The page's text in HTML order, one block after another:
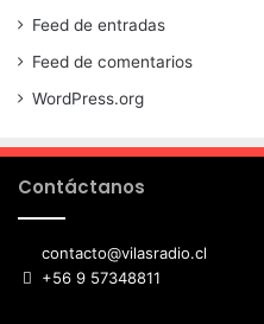
Feed de entradas
Feed de comentarios
WordPress.org
Contáctanos
contacto@vilasradio.cl
+56 9 57348811